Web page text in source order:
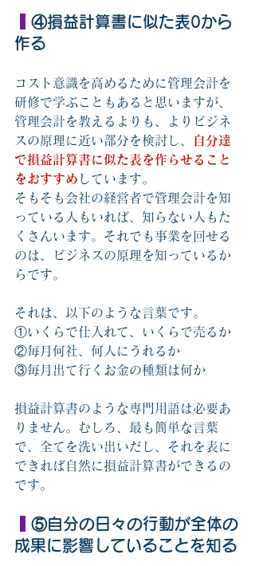
④損益計算書に似た表0から
作る
コスト意識を高めるために管理会計を
研修で学ぶこともあると思いますが、
管理会計を教えるよりも、よりビジネ
スの原理に近い部分を検討し、
自分達
で損益計算書に似た表を作らせること
をおすすめ しています。
そもそも会社の経営者で管理会計を知
っている人もいれば、知らない人もた
くさんいます。それでも事業を回せる
のは、ビジネスの原理を知っているか
らです。
それは、以下のような言葉です。
①いくらで仕入れて、いくらで売るか
②毎月何社、何人にうれるか
③毎月出て行くお金の種類は何か
損益計算書のような専門用語は必要あ
りません。むしろ、最も簡単な言葉
で、全てを洗い出いだし、それを表に
できれば自然に損益計算書ができるの
です。
⑤自分の日々の行動が全体の
成果に影響していることを知る